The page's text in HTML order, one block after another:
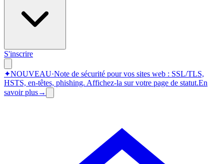
S'inscrire
✦NOUVEAU·Note de sécurité pour vos sites web : SSL/TLS,
HSTS, en-têtes, phishing. Affichez-la sur votre page de statut.En
savoir plus→